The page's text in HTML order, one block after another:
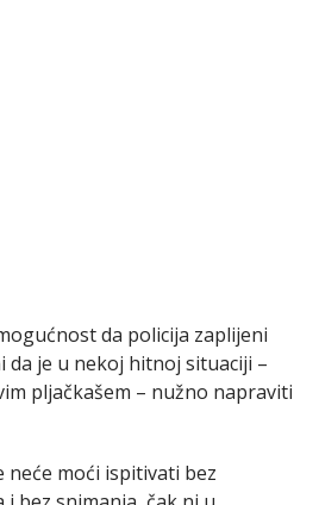
da policija zaplijeni
da je u nekoj hitnoj situaciji –
pljačkašem – nužno napraviti
neće moći ispitivati bez